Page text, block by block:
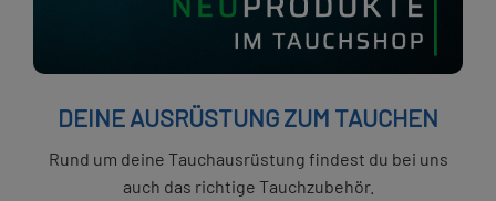
DEINE AUSRÜSTUNG ZUM TAUCHEN
Rund um deine Tauchausrüstung findest du bei uns
auch das richtige Tauchzubehör.